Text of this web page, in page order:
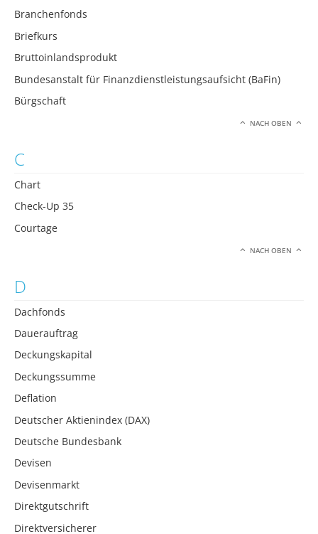
Branchenfonds
Briefkurs
Bruttoinlandsprodukt
Bundesanstalt für Finanzdienstleistungsaufsicht (BaFin)
Bürgschaft
NACH OBEN
C
Chart
Check-Up 35
Courtage
NACH OBEN
D
Dachfonds
Dauerauftrag
Deckungskapital
Deckungssumme
Deflation
Deutscher Aktienindex (DAX)
Deutsche Bundesbank
Devisen
Devisenmarkt
Direktgutschrift
Direktversicherer